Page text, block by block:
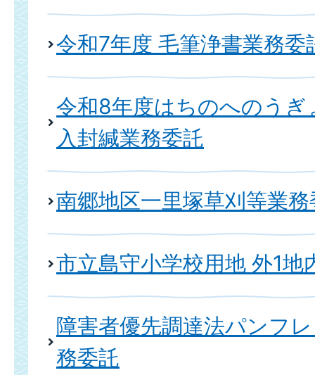
令和7年度 毛筆浄書業務委
令和8年度はちのへのうぎ
入封緘業務委託
南郷地区一里塚草刈等業
市立島守小学校用地 外1地
障害者優先調達法パンフ
務委託